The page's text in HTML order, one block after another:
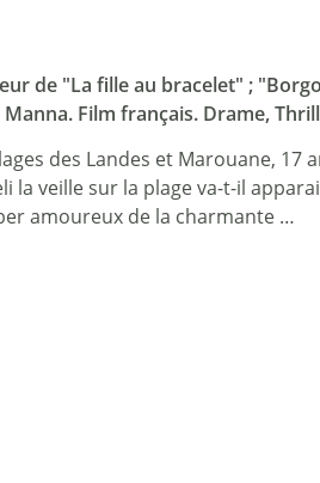
de "La fille au bracelet" ;
Film français. Drame,
des Landes et Marouane, 17
la veille sur la plage va-t-il
amoureux de la charmante …